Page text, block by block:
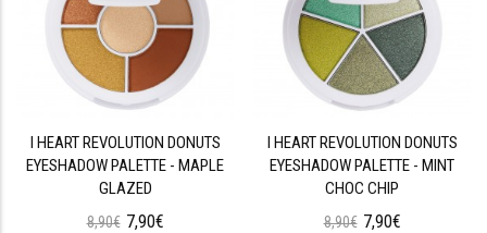
I HEART REVOLUTION DONUTS
EYESHADOW PALETTE - MAPLE
GLAZED
8,90€ 7,90€
I HEART REVOLUTION DONUTS
EYESHADOW PALETTE - MINT
CHOC CHIP
8,90€ 7,90€